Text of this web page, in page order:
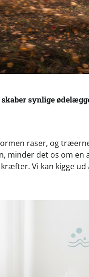
synlige
raser, og
minder det os om en
Vi kan kigge ud